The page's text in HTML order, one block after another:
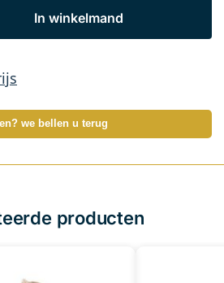
In winkelmand
we bellen u terug
producten